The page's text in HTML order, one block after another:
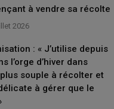
fréquente de cancers de
basées sur des
des risques de cancers du
à vendre sa récolte
2026
: « J’utilise depuis
l’orge d’hiver dans
plus souple à récolter et
à gérer que le